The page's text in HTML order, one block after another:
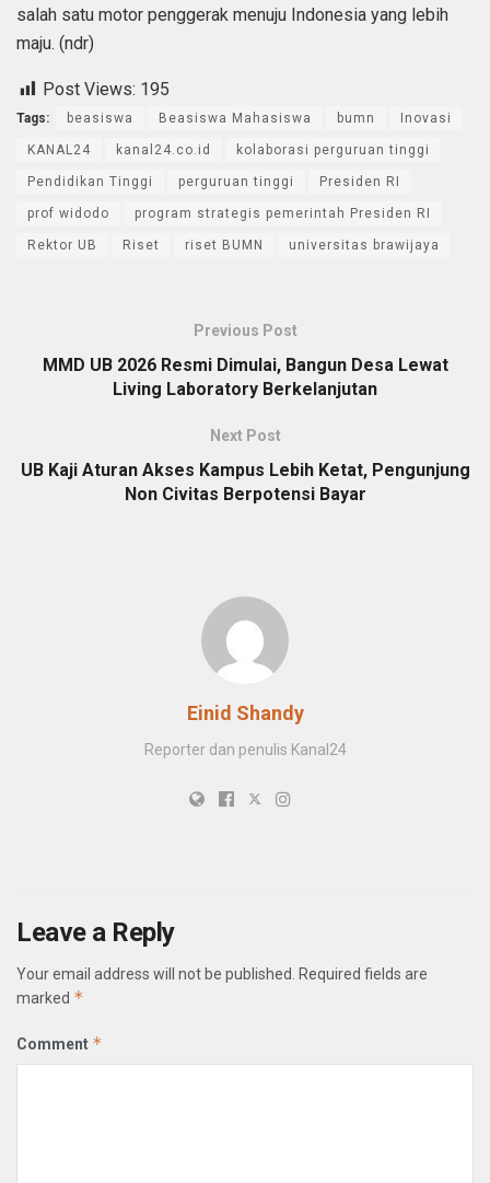
salah satu motor penggerak menuju Indonesia yang lebih
maju. (ndr)
Post Views: 195
Tags: beasiswa Beasiswa Mahasiswa bumn Inovasi
KANAL24 kanal24.co.id kolaborasi perguruan tinggi
Pendidikan Tinggi perguruan tinggi Presiden RI
prof widodo program strategis pemerintah Presiden RI
Rektor UB Riset riset BUMN universitas brawijaya
Previous Post
MMD UB 2026 Resmi Dimulai, Bangun Desa Lewat
Living Laboratory Berkelanjutan
Next Post
UB Kaji Aturan Akses Kampus Lebih Ketat, Pengunjung
Non Civitas Berpotensi Bayar
Einid Shandy
Reporter dan penulis Kanal24
Leave a Reply
Your email address will not be published.
Required fields are
marked *
Comment *